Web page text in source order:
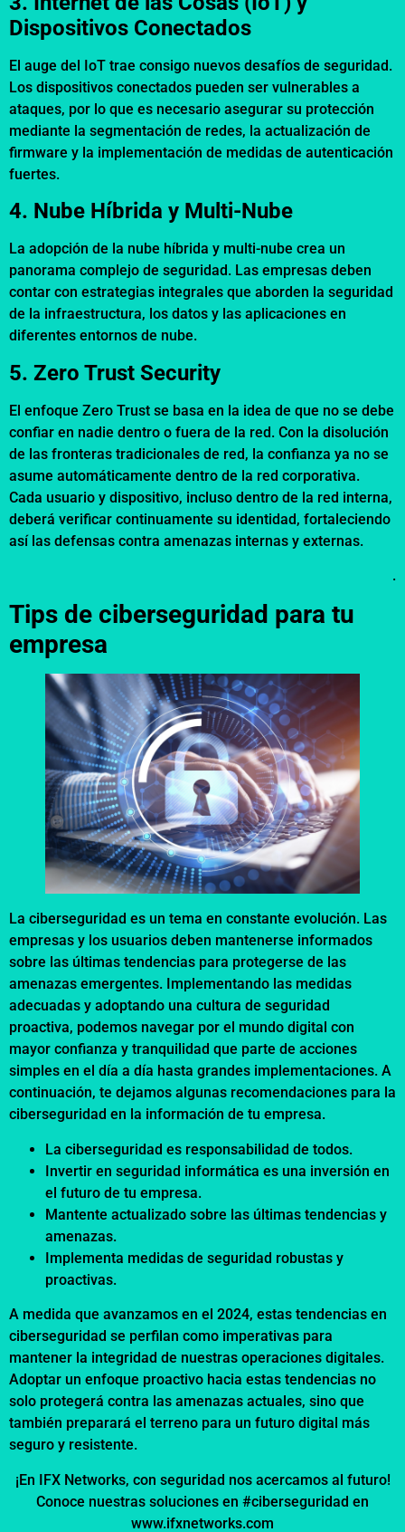
Dispositivos Conectados
El auge del IoT trae consigo nuevos desafíos de seguridad.
Los dispositivos conectados pueden ser vulnerables a
ataques, por lo que es necesario asegurar su protección
mediante la segmentación de redes, la actualización de
firmware y la implementación de medidas de autenticación
fuertes.
4. Nube Híbrida y Multi-Nube
La adopción de la nube híbrida y multi-nube crea un
panorama complejo de seguridad. Las empresas deben
contar con estrategias integrales que aborden la seguridad
de la infraestructura, los datos y las aplicaciones en
diferentes entornos de nube.
5. Zero Trust Security
El enfoque Zero Trust se basa en la idea de que no se debe
confiar en nadie dentro o fuera de la red. Con la disolución
de las fronteras tradicionales de red, la confianza ya no se
asume automáticamente dentro de la red corporativa.
Cada usuario y dispositivo, incluso dentro de la red interna,
deberá verificar continuamente su identidad, fortaleciendo
así las defensas contra amenazas internas y externas.
.
Tips de ciberseguridad para tu
empresa
La ciberseguridad es un tema en constante evolución. Las
empresas y los usuarios deben mantenerse informados
sobre las últimas tendencias para protegerse de las
amenazas emergentes. Implementando las medidas
adecuadas y adoptando una cultura de seguridad
proactiva, podemos navegar por el mundo digital con
mayor confianza y tranquilidad que parte de acciones
simples en el día a día hasta grandes implementaciones. A
continuación, te dejamos algunas recomendaciones para la
ciberseguridad en la información de tu empresa.
La ciberseguridad es responsabilidad de todos.
Invertir en seguridad informática es una inversión en
el futuro de tu empresa.
Mantente actualizado sobre las últimas tendencias y
amenazas.
Implementa medidas de seguridad robustas y
proactivas.
A medida que avanzamos en el 2024, estas tendencias en
ciberseguridad se perfilan como imperativas para
mantener la integridad de nuestras operaciones digitales.
Adoptar un enfoque proactivo hacia estas tendencias no
solo protegerá contra las amenazas actuales, sino que
también preparará el terreno para un futuro digital más
seguro y resistente.
¡En IFX Networks, con seguridad nos acercamos al futuro!
Conoce nuestras soluciones en #ciberseguridad en
www.ifxnetworks.com